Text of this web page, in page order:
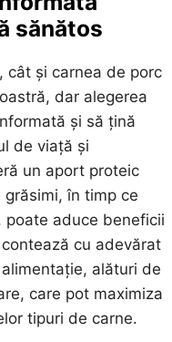
sănătos
cât și carnea de porc
dar alegerea
și să țină
de viață și
un aport proteic
în timp ce
poate aduce beneficii
cu adevărat
alături de
care pot maximiza
tipuri de carne.